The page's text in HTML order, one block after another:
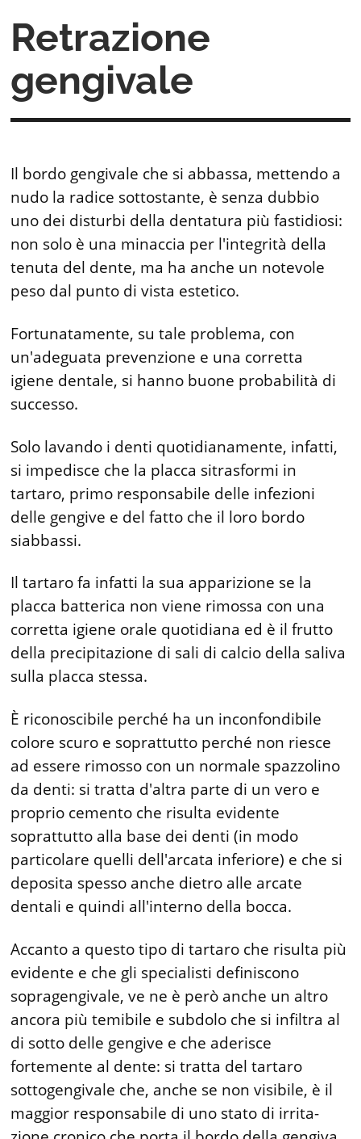
Retrazione
gengivale
Il bordo gengivale che si abbas­sa, mettendo a
nudo la radice sottostante, è senza dubbio
uno dei disturbi della dentatura più fastidiosi:
non solo è una mi­naccia per l'integrità della
tenu­ta del dente, ma ha anche un notevole
peso dal punto di vista estetico.
Fortunatamente, su tale problema, con
un'adeguata pre­venzione e una corretta
igiene dentale, si hanno buone probabilità di
successo.
Solo lavando i denti quo­tidianamente, infatti,
si impedisce che la placca sitrasformi in
tartaro, primo responsabile delle infezioni
delle gengive e del fatto che il loro bordo
siabbassi.
Il tartaro fa infatti la sua appari­zione se la
placca batterica non viene rimossa con una
corretta igie­ne orale quotidiana ed è il frut­to
della precipitazione di sali di calcio della saliva
sulla placca stessa.
È riconoscibile perché ha un inconfondibile
colore scuro e soprattutto perché non riesce
ad essere rimosso con un normale spazzolino
da denti: si tratta d'altra parte di un vero e
pro­prio cemento che risulta evidente
soprattutto alla base dei denti (in modo
particolare quel­li dell'arcata inferiore) e che si
deposita spesso anche dietro alle arcate
dentali e quindi all'in­terno della bocca.
Accanto a questo tipo di tartaro che risulta più
evidente e che gli specialisti definiscono
sopragengivale, ve ne è però anche un altro
ancora più temibile e subdolo che si infiltra al
di sotto delle gengive e che aderisce
fortemente al dente: si tratta del tartaro
sottogengivale che, an­che se non visi­bile, è il
mag­gior respon­sabile di uno stato di irrita­